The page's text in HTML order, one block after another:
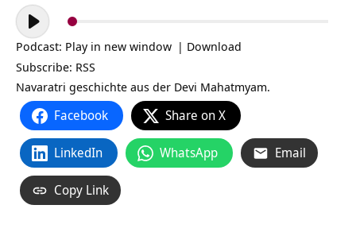
Audio-
Player
Podcast: Play in new window | Download
Subscribe: RSS
Navaratri geschichte aus der Devi Mahatmyam.
Facebook Share on X
LinkedIn WhatsApp Email
Copy Link